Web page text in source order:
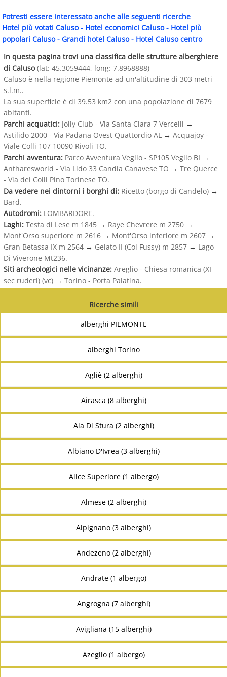
Potresti essere interessato anche alle seguenti ricerche
Hotel più votati Caluso- Hotel economici Caluso- Hotel più
popolari Caluso- Grandi hotel Caluso- Hotel Caluso centro
In questa pagina trovi una classifica delle strutture alberghiere
di Caluso(lat: 45.3059444, long: 7.8968888)
Caluso è nella regione Piemonte ad un'altitudine di 303 metri
s.l.m..
La sua superficie è di 39.53 km2 con una popolazione di 7679
abitanti.
Parchi acquatici: Jolly Club - Via Santa Clara 7 Vercelli →
Astilido 2000 - Via Padana Ovest Quattordio AL → Acquajoy -
Viale Colli 107 10090 Rivoli TO.
Parchi avventura: Parco Avventura Veglio - SP105 Veglio BI →
Antharesworld - Via Lido 33 Candia Canavese TO → Tre Querce
- Via dei Colli Pino Torinese TO.
Da vedere nei dintorni i borghi di: Ricetto (borgo di Candelo) →
Bard.
Autodromi: LOMBARDORE.
Laghi: Testa di Lese m 1845 → Raye Chevrere m 2750 →
Mont'Orso superiore m 2616 → Mont'Orso inferiore m 2607 →
Gran Betassa IX m 2564 → Gelato II (Col Fussy) m 2857 → Lago
Di Viverone Mt236.
Siti archeologici nelle vicinanze: Areglio - Chiesa romanica (XI
sec ruderi) (vc) → Torino - Porta Palatina.
Ricerche simili
alberghi PIEMONTE
alberghi Torino
Agliè (2 alberghi)
Airasca (8 alberghi)
Ala Di Stura (2 alberghi)
Albiano D'Ivrea (3 alberghi)
Alice Superiore (1 albergo)
Almese (2 alberghi)
Alpignano (3 alberghi)
Andezeno (2 alberghi)
Andrate (1 albergo)
Angrogna (7 alberghi)
Avigliana (15 alberghi)
Azeglio (1 albergo)